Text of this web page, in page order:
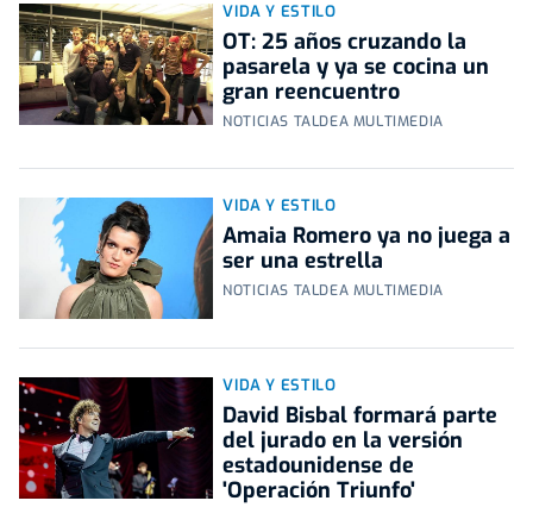
VIDA Y ESTILO
OT: 25 años cruzando la
pasarela y ya se cocina un
gran reencuentro
NOTICIAS TALDEA MULTIMEDIA
VIDA Y ESTILO
Amaia Romero ya no juega a
ser una estrella
NOTICIAS TALDEA MULTIMEDIA
VIDA Y ESTILO
David Bisbal formará parte
del jurado en la versión
estadounidense de
'Operación Triunfo'